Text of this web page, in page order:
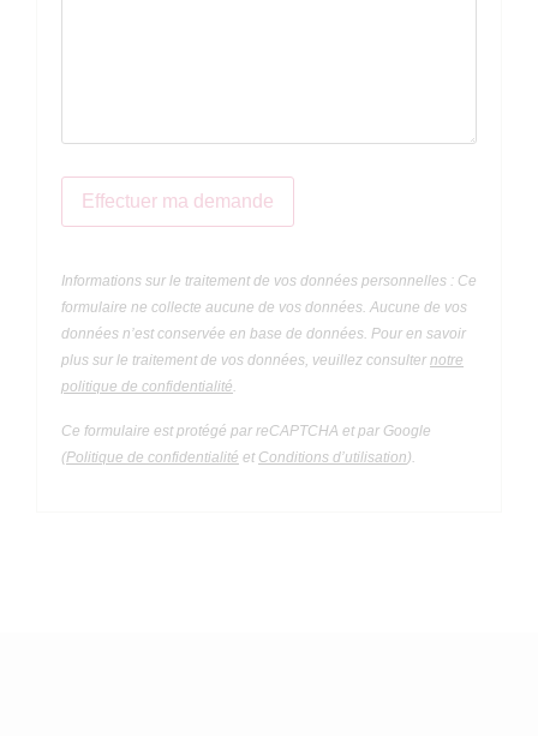
Informations sur le traitement de vos données personnelles : Ce
formulaire ne collecte aucune de vos données. Aucune de vos
données n’est conservée en base de données. Pour en savoir
plus sur le traitement de vos données, veuillez consulter notre
politique de confidentialité.
Ce formulaire est protégé par reCAPTCHA et par Google
(Politique de confidentialité et Conditions d’utilisation).